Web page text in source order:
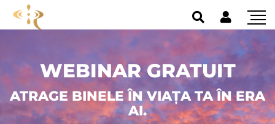
WEBINAR GRATUIT
ATRAGE BINELE ÎN VIAȚA TA ÎN ERA
AI.